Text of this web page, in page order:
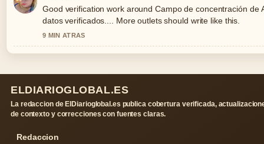
Good verification work around Campo de concentración de
datos verificados.... More outlets should write like this.
9 MIN ATRAS
ELDIARIOGLOBAL.ES
La redaccion de ElDiarioglobal.es publica cobertura verificada,
de contexto y correcciones con fuentes claras.
Redaccion